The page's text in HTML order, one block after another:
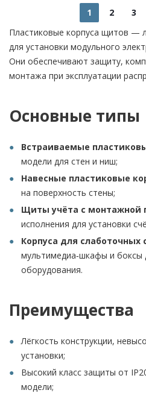
1 2 3
Пластиковые корпуса щитов —
для установки модульного
Они обеспечивают защиту,
монтажа при эксплуатации
Основные типы
Встраиваемые
модели для стен и ниш;
Навесные пластиковые
на поверхность стены;
Щиты учёта с монтажной
исполнения для установки
Корпуса для слаботочных
мультимедиа‑шкафы и боксы
оборудования.
Преимущества
Лёгкость конструкции,
установки;
Высокий класс защиты от
модели;